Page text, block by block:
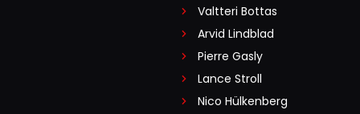
Valtteri Bottas
Arvid Lindblad
Pierre Gasly
Lance Stroll
Nico Hülkenberg